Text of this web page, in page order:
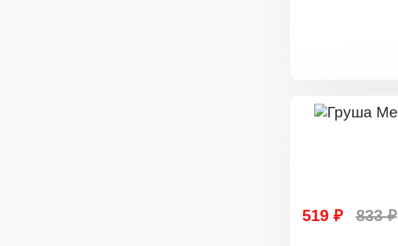
519 ₽ 833 ₽